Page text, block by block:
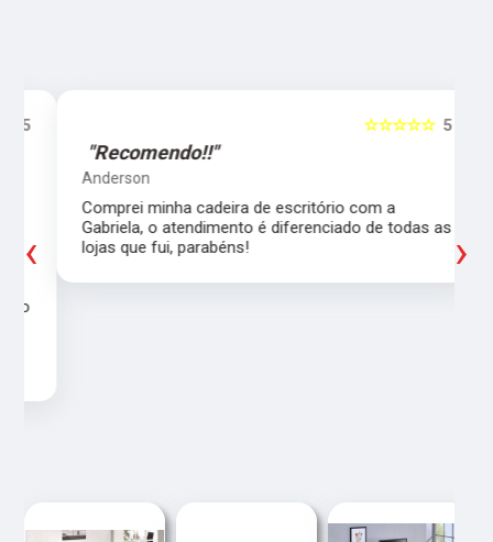
5
☆☆☆☆☆
"Recomendo!!"
Anderson
Comprei minha cadeira de escritório com a
Gabriela, o atendimento é diferenciado de todas as
lojas que fui, parabéns!
‹ ›